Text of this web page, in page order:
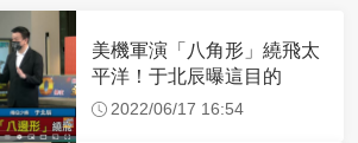
美機軍演「八角形」繞飛太
平洋！于北辰曝這目的
2022/06/17 16:54